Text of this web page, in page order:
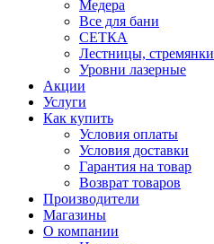
Медера
Все для бани
СЕТКА
Лестницы, стремянки
Уровни лазерные
Акции
Услуги
Как купить
Условия оплаты
Условия доставки
Гарантия на товар
Возврат товаров
Производители
Магазины
О компании